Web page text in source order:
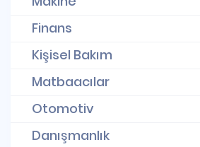
Finans
Kişisel Bakım
Matbaacılar
Otomotiv
Danışmanlık